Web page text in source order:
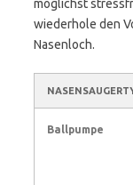
möglichst
wiederhole den
Nasenloch.
Ballpumpe